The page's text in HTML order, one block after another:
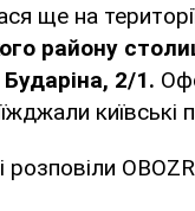
ще на
району
2/1.
київські
розповіли